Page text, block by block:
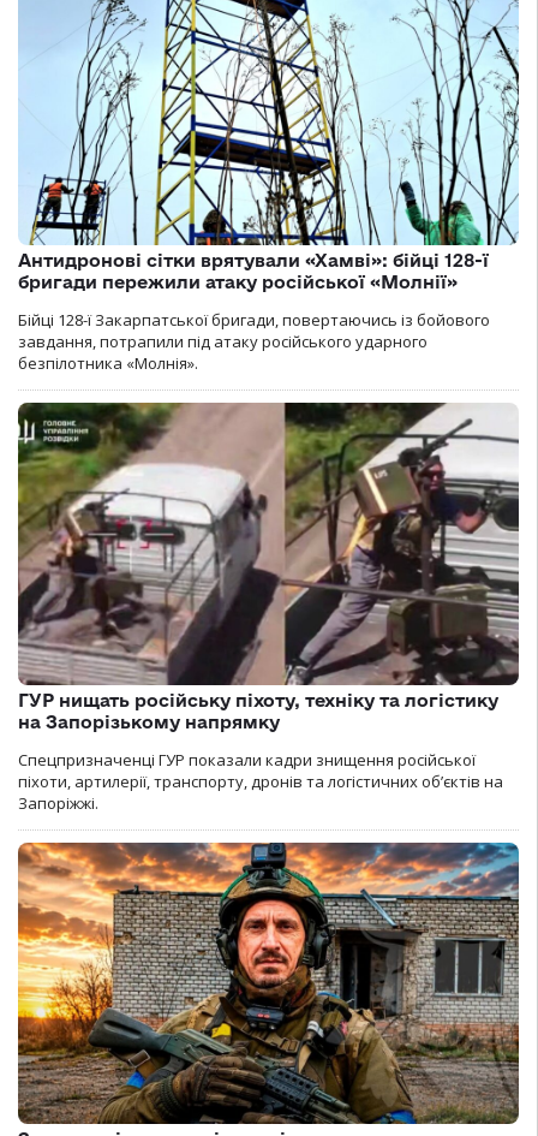
Антидронові сітки врятували «Хамві»: бійці 128-ї
бригади пережили атаку російської «Молнії»
Бійці 128-ї Закарпатської бригади, повертаючись із бойового
завдання, потрапили під атаку російського ударного
безпілотника «Молнія».
ГУР нищать російську піхоту, техніку та логістику
на Запорізькому напрямку
Спецпризначенці ГУР показали кадри знищення російської
піхоти, артилерії, транспорту, дронів та логістичних об’єктів на
Запоріжжі.